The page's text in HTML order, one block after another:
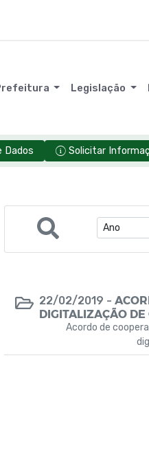
Legislação
Dados Solicitar
22/02/2019 -
DIGITALIZAÇÃO
Acordo de